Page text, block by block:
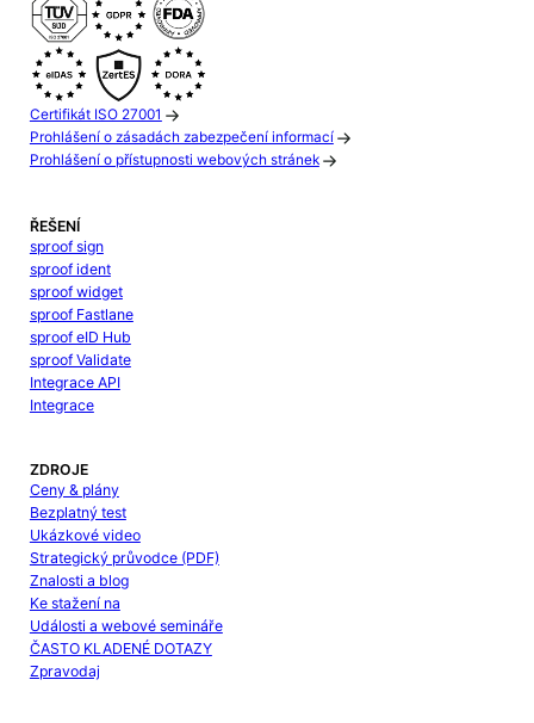
Certifikát ISO 27001
Prohlášení o zásadách zabezpečení informací
Prohlášení o přístupnosti webových stránek
ŘEŠENÍ
sproof sign
sproof ident
sproof widget
sproof Fastlane
sproof eID Hub
sproof Validate
Integrace API
Integrace
ZDROJE
Ceny & plány
Bezplatný test
Ukázkové video
Strategický průvodce (PDF)
Znalosti a blog
Ke stažení na
Události a webové semináře
ČASTO KLADENÉ DOTAZY
Zpravodaj